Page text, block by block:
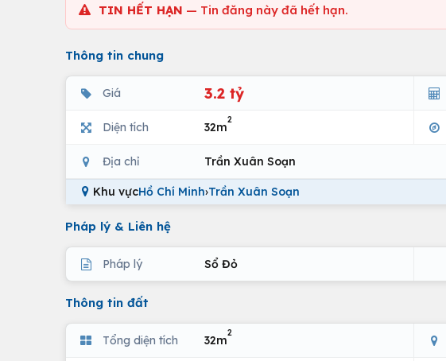
TIN HẾT HẠN — Tin đăng này đã hết hạn.
Thông tin chung
Giá 3.2 tỷ
Diện tích 32m
2
Địa chỉ Trần Xuân Soạn
Khu vựcHồ Chí Minh›Trần Xuân Soạn
Pháp lý & Liên hệ
Pháp lý Sổ Đỏ
Thông tin đất
Tổng diện tích 32m
2